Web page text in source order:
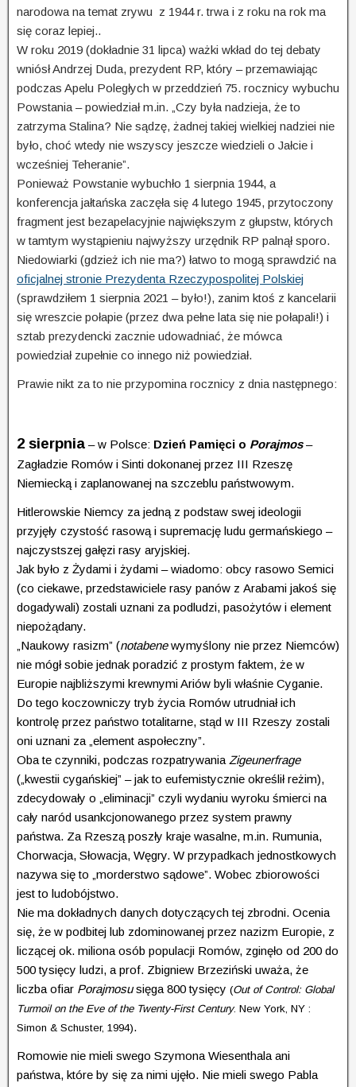
narodowa na temat zrywu z 1944 r. trwa i z roku na rok ma
się coraz lepiej..
W roku 2019 (dokładnie 31 lipca) ważki wkład do tej debaty
wniósł Andrzej Duda, prezydent RP, który – przemawiając
podczas Apelu Poległych w przeddzień 75. rocznicy wybuchu
Powstania – powiedział m.in. „Czy była nadzieja, że to
zatrzyma Stalina? Nie sądzę, żadnej takiej wielkiej nadziei nie
było, choć wtedy nie wszyscy jeszcze wiedzieli o Jałcie i
wcześniej Teheranie”.
Ponieważ Powstanie wybuchło 1 sierpnia 1944, a
konferencja jałtańska zaczęła się 4 lutego 1945, przytoczony
fragment jest bezapelacyjnie największym z głupstw, których
w tamtym wystąpieniu najwyższy urzędnik RP palnął sporo.
Niedowiarki (gdzież ich nie ma?) łatwo to mogą sprawdzić na
oficjalnej stronie Prezydenta Rzeczypospolitej Polskiej
(sprawdziłem 1 sierpnia 2021 – było!), zanim ktoś z kancelarii
się wreszcie połapie (przez dwa pełne lata się nie połapali!) i
sztab prezydencki zacznie udowadniać, że mówca
powiedział zupełnie co innego niż powiedział.
Prawie nikt za to nie przypomina rocznicy z dnia następnego:
2 sierpnia – w Polsce: Dzień Pamięci o Porajmos–
Zagładzie Romów i Sinti dokonanej przez III Rzeszę
Niemiecką i zaplanowanej na szczeblu państwowym.
Hitlerowskie Niemcy za jedną z podstaw swej ideologii
przyjęły czystość rasową i supremację ludu ger­mań­skiego –
najczystszej gałęzi rasy aryjskiej.
Jak było z Żydami i żydami – wiadomo: obcy rasowo Semici
(co ciekawe, przedstawiciele rasy panów z Arabami jakoś się
dogadywali) zostali uznani za podludzi, pasożytów i element
niepożądany.
„Naukowy rasizm” (notabenewymyślony nie przez Niemców)
nie mógł sobie jednak poradzić z prostym faktem, że w
Europie najbliższymi krewnymi Ariów byli właśnie Cyganie.
Do tego koczowniczy tryb życia Romów utrudniał ich
kontrolę przez państwo totalitarne, stąd w III Rzeszy zostali
oni uznani za „element aspołeczny”.
Oba te czynniki, podczas rozpatrywania Zigeunerfrage
(„kwestii cygańskiej” – jak to eufemistycznie określił reżim),
zdecydowały o „eliminacji” czyli wydaniu wyroku śmierci na
cały naród usankcjonowanego przez system prawny
państwa. Za Rzeszą poszły kraje wasalne, m.in. Rumunia,
Chorwacja, Słowacja, Węgry. W przypadkach jednostkowych
nazywa się to „morderstwo sądowe”. Wobec zbiorowości
jest to ludobójstwo.
Nie ma dokładnych danych dotyczących tej zbrodni. Ocenia
się, że w podbitej lub zdominowanej przez nazizm Europie, z
liczącej ok. miliona osób populacji Romów, zginęło od 200 do
500 tysięcy ludzi, a prof. Zbigniew Brzeziński uważa, że
liczba ofiar Porajmosusięga 800 tysięcy (Out of Control: Global
Turmoil on the Eve of the Twenty-First Century. New York, NY :
Simon & Schuster, 1994).
Romowie nie mieli swego Szymona Wiesenthala ani
państwa, które by się za nimi ujęło. Nie mieli swego Pabla